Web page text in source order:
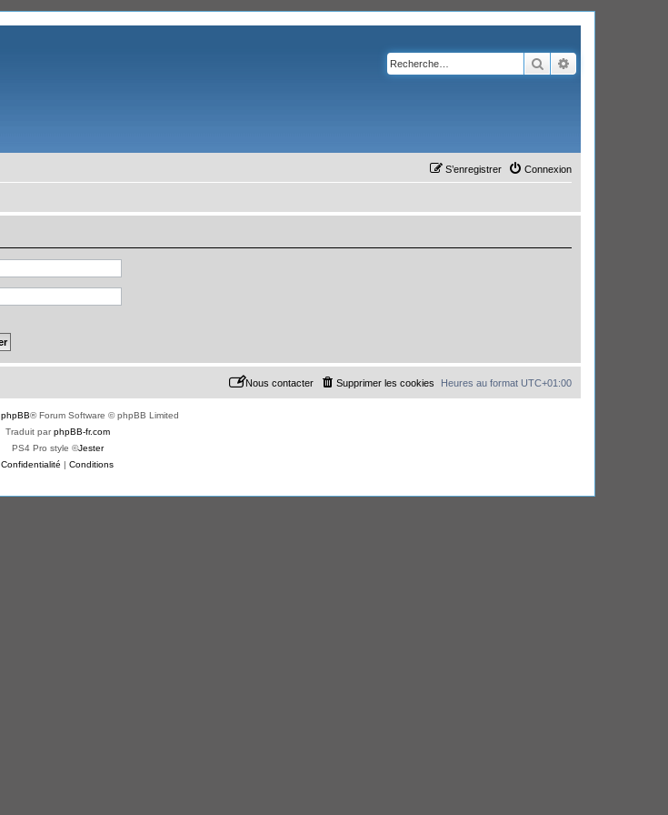
Rechercher
Connexion
S’enregistrer
Heures au format UTC+01:00
Supprimer les cookies
Nous contacter
phpBB® Forum Software © phpBB Limited
Traduit parphpBB-fr.com
PS4 Pro style ©Jester
Confidentialité | Conditions